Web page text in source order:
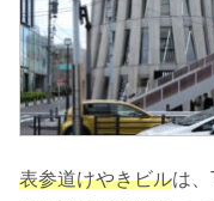
表参道けやきビルは